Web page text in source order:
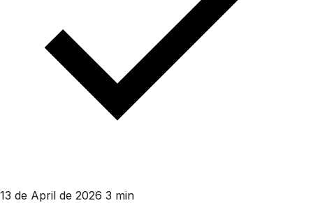
13 de April de 2026 3 min